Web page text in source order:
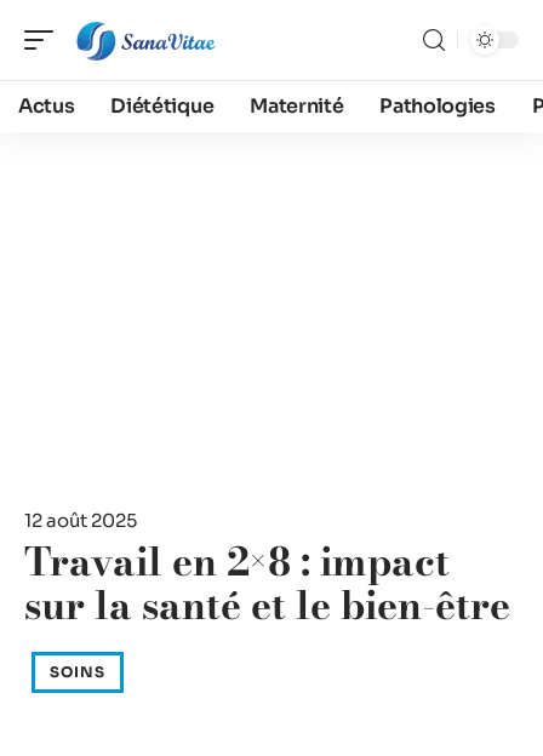
Actus Diététique Maternité Pathologies
12 août 2025
Travail en 2×8 : impact
sur la santé et le bien-être
SOINS